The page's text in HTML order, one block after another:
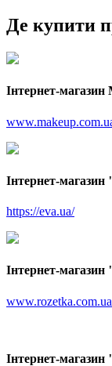
Де купити
Інтернет-магазин
Інтернет-
https://eva.ua/
Інтернет-магазин
www.rozetka.com.ua
Інтернет-